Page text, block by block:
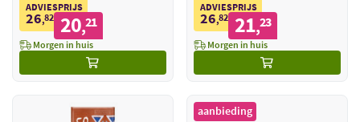
ADVIESPRIJS
26,82 20,21
Morgen in huis
ADVIESPRIJS
26,82 21,23
Morgen in huis
aanbieding